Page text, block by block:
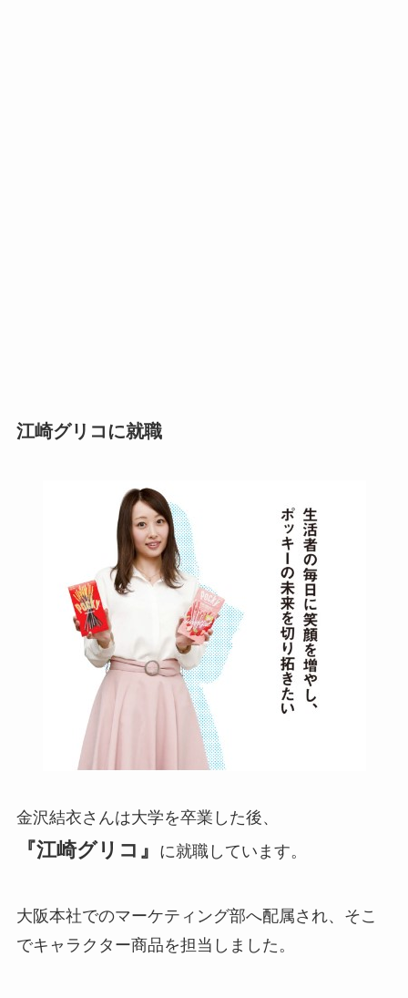
江崎グリコに就職
金沢結衣さんは大学を卒業した後、
『江崎グリコ』 に就職しています。
大阪本社でのマーケティング部へ配属され、そこ
でキャラクター商品を担当しました。